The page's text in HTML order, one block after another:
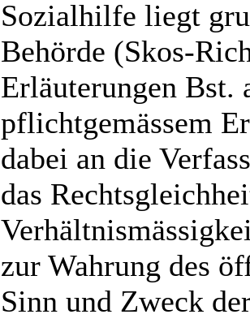
Sozialhilfe liegt
Behörde (Skos-
Erläuterungen Bst.
pflichtgemässem
dabei an die
das
zur Wahrung des
Sinn und Zweck